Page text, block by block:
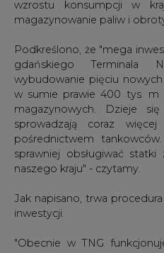
gdańskiego Terminala
wybudowanie pięciu
magazynowych. Dzieje
sprowadzają coraz
pośrednictwem
sprawniej obsługiwać
naszego kraju" - czytamy.
Jak napisano, trwa
inwestycji.
łącznej pojemności 375
Bazie surowcowej w
każdy. Planowany termin